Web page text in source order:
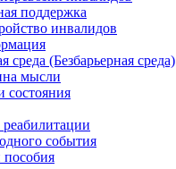
поддержка
инвалидов
среда (Безбарьерная среда)
мысли
состояния
реабилитации
события